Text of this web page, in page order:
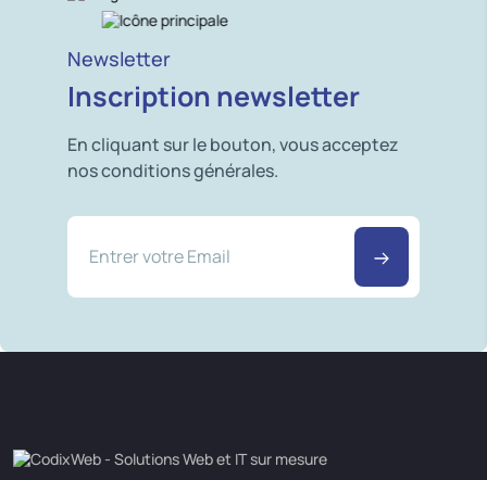
Newsletter
Inscription newsletter
En cliquant sur le bouton, vous acceptez
nos conditions générales.